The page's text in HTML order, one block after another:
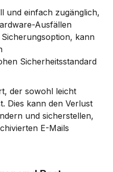
und einfach zugänglich,
Ausfällen
Sicherungsoption, kann
Sicherheitsstandard
der sowohl leicht
Dies kann den Verlust
und sicherstellen,
E-Mails